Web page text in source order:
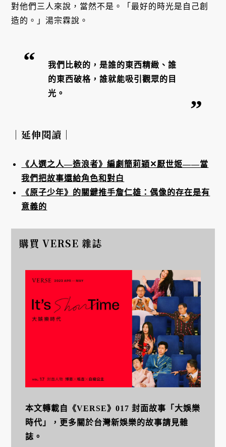
對他們三人來說，當然不是。「最好的時光是自己創
造的。」湯宗霖說。
我們比較的，是誰的東西精緻、誰
的東西破格，誰就能吸引觀眾的目
光。
｜延伸閱讀｜
《人選之人—造浪者》編劇簡莉穎✕厭世姬——當
我們把故事還給角色和對白
《原子少年》的關鍵推手詹仁雄：偶像的存在是有
意義的
購買 VERSE 雜誌
本文轉載自《VERSE》017 封面故事「大娛樂
時代」，更多關於台灣新娛樂的故事請見雜
誌。